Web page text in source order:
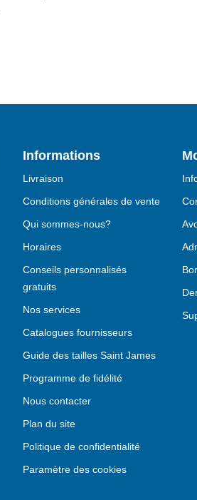
Informations
Livraison
Conditions générales de vente
Qui sommes-nous?
Horaires
Conseils personnalisés
gratuits
Nos services
Catalogues fournisseurs
Guide des tailles Saint James
Programme de fidélité
Nous contacter
Plan du site
Politique de confidentialité
Paramètre des cookies